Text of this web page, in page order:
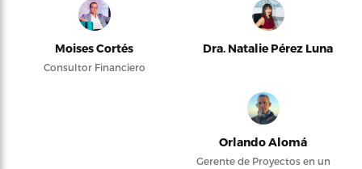
Moises Cortés
Consultor Financiero
Dra. Natalie Pérez Luna
Orlando Alomá
Gerente de Proyectos en un